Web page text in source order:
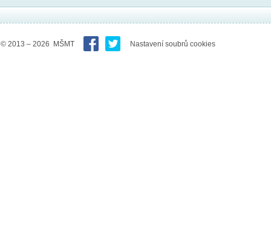
© 2013 – 2026 MŠMT Nastavení soubrů cookies